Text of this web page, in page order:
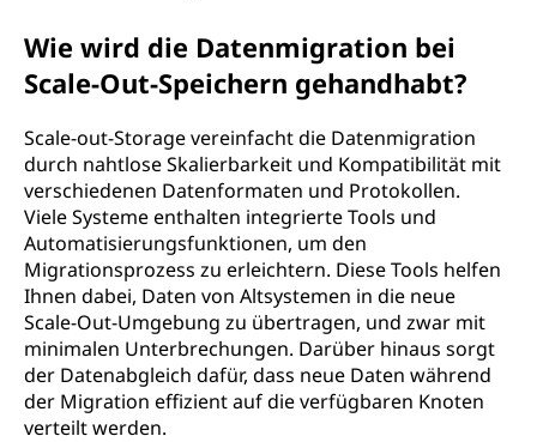
Wie wird die Datenmigration bei
Scale-Out-Speichern gehandhabt?
Scale-out-Storage vereinfacht die Datenmigration
durch nahtlose Skalierbarkeit und Kompatibilität mit
verschiedenen Datenformaten und Protokollen.
Viele Systeme enthalten integrierte Tools und
Automatisierungsfunktionen, um den
Migrationsprozess zu erleichtern. Diese Tools helfen
Ihnen dabei, Daten von Altsystemen in die neue
Scale-Out-Umgebung zu übertragen, und zwar mit
minimalen Unterbrechungen. Darüber hinaus sorgt
der Datenabgleich dafür, dass neue Daten während
der Migration effizient auf die verfügbaren Knoten
verteilt werden.